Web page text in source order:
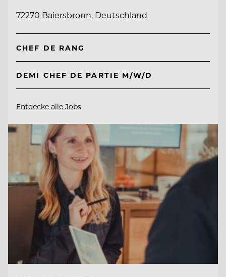
72270 Baiersbronn, Deutschland
CHEF DE RANG
DEMI CHEF DE PARTIE M/W/D
Entdecke alle Jobs